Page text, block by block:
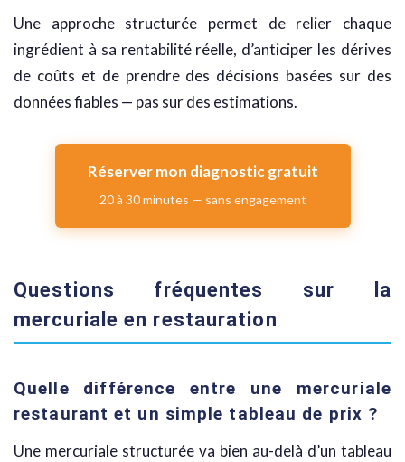
Une approche structurée permet de relier chaque
ingrédient à sa rentabilité réelle, d’anticiper les dérives
de coûts et de prendre des décisions basées sur des
données fiables — pas sur des estimations.
Réserver mon diagnostic gratuit
20 à 30 minutes — sans engagement
Questions fréquentes sur la
mercuriale en restauration
Quelle différence entre une mercuriale
restaurant et un simple tableau de prix ?
Une mercuriale structurée va bien au-delà d’un tableau